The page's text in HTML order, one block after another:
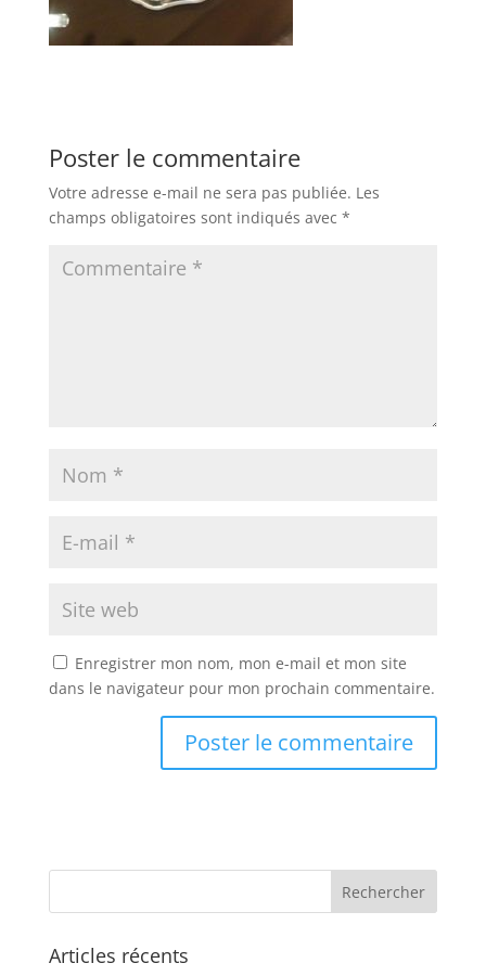
Poster le commentaire
Votre adresse e-mail ne sera pas publiée. Les
champs obligatoires sont indiqués avec *
Enregistrer mon nom, mon e-mail et mon site
dans le navigateur pour mon prochain commentaire.
Articles récents